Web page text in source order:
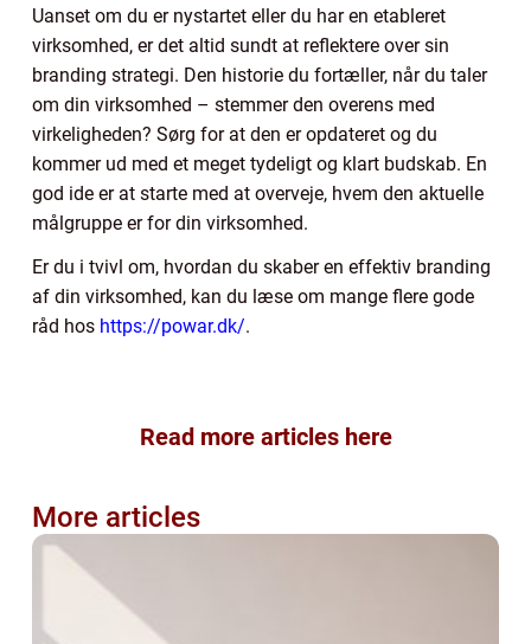
Uanset om du er nystartet eller du har en etableret
virksomhed, er det altid sundt at reflektere over sin
branding strategi. Den historie du fortæller, når du taler
om din virksomhed – stemmer den overens med
virkeligheden? Sørg for at den er opdateret og du
kommer ud med et meget tydeligt og klart budskab. En
god ide er at starte med at overveje, hvem den aktuelle
målgruppe er for din virksomhed.
Er du i tvivl om, hvordan du skaber en effektiv branding
af din virksomhed, kan du læse om mange flere gode
råd hos https://powar.dk/.
Read more articles here
More articles